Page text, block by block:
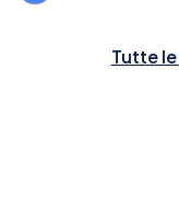
Tutte